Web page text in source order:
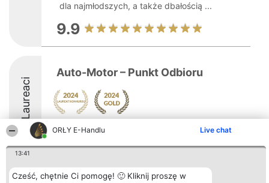
ORŁY E-Handlu Live chat
13:41
Cześć, chętnie Ci pomogę! 🙂 Kliknij proszę w
dla najmłodszych, a także dbałością ...
9.9
Laureaci
Auto-Motor – Punkt Odbioru
Organizator plebiscytu Plebiscyt Kontakt